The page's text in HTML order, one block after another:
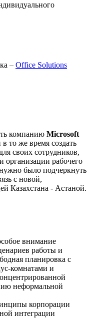
– Office Solutions
компанию Microsoft
то же время создать
своих сотрудников,
рабочего
было подчеркнуть
с новой,
Казахстана - Астаной.
внимание
работы и
планировка с
комнатами и
неформальной
корпорации
интеграции